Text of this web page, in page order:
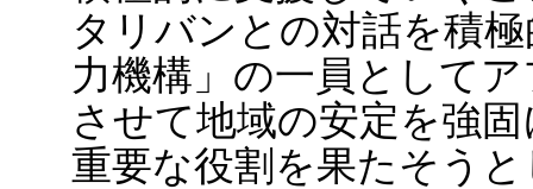
タリバンとの対話を積
力機構」の一員として
させて地域の安定を強
重要な役割を果たそう